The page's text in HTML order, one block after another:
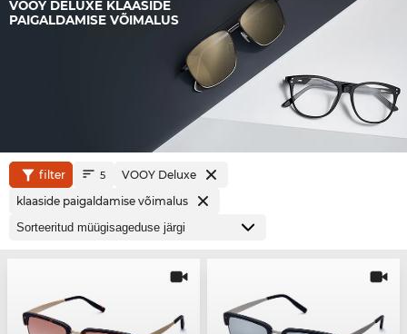
VOOY DELUXE KLAASIDE
PAIGALDAMISE VÕIMALUS
filter 5
VOOY Deluxe
klaaside paigaldamise võimalus